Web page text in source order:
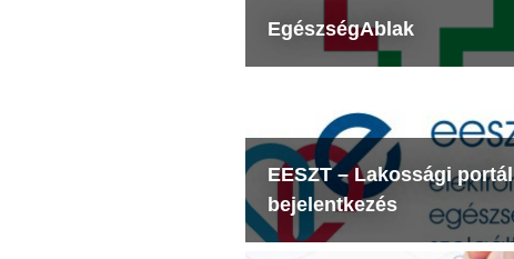
EgészségAblak
EESZT – Lakossági portál
bejelentkezés